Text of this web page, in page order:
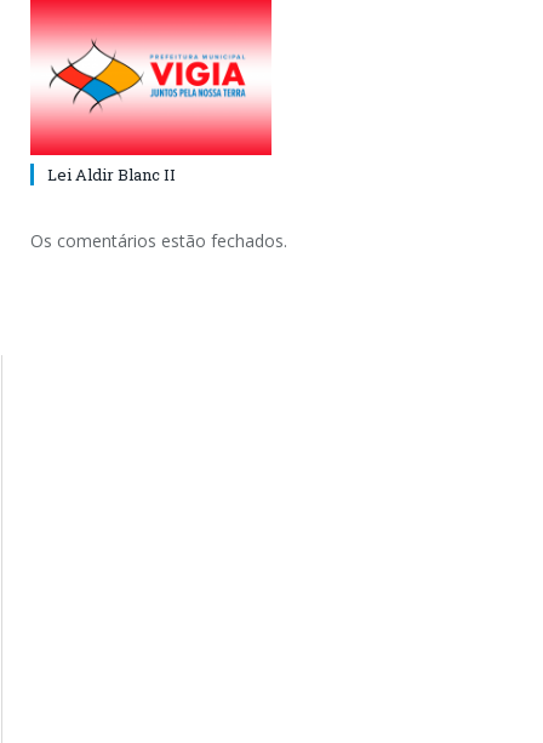
Lei Aldir Blanc II
Os comentários estão fechados.